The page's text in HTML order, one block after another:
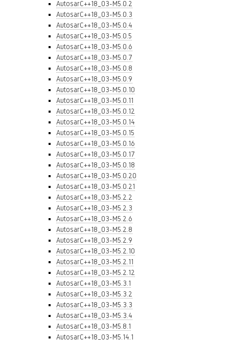
AutosarC++18_03-M5.0.2
AutosarC++18_03-M5.0.3
AutosarC++18_03-M5.0.4
AutosarC++18_03-M5.0.5
AutosarC++18_03-M5.0.6
AutosarC++18_03-M5.0.7
AutosarC++18_03-M5.0.8
AutosarC++18_03-M5.0.9
AutosarC++18_03-M5.0.10
AutosarC++18_03-M5.0.11
AutosarC++18_03-M5.0.12
AutosarC++18_03-M5.0.14
AutosarC++18_03-M5.0.15
AutosarC++18_03-M5.0.16
AutosarC++18_03-M5.0.17
AutosarC++18_03-M5.0.18
AutosarC++18_03-M5.0.20
AutosarC++18_03-M5.0.21
AutosarC++18_03-M5.2.2
AutosarC++18_03-M5.2.3
AutosarC++18_03-M5.2.6
AutosarC++18_03-M5.2.8
AutosarC++18_03-M5.2.9
AutosarC++18_03-M5.2.10
AutosarC++18_03-M5.2.11
AutosarC++18_03-M5.2.12
AutosarC++18_03-M5.3.1
AutosarC++18_03-M5.3.2
AutosarC++18_03-M5.3.3
AutosarC++18_03-M5.3.4
AutosarC++18_03-M5.8.1
AutosarC++18_03-M5.14.1